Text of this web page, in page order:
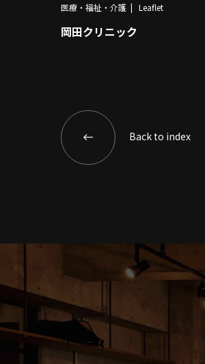
医療・福祉・介護 Leaflet
岡田クリニック
Back to index